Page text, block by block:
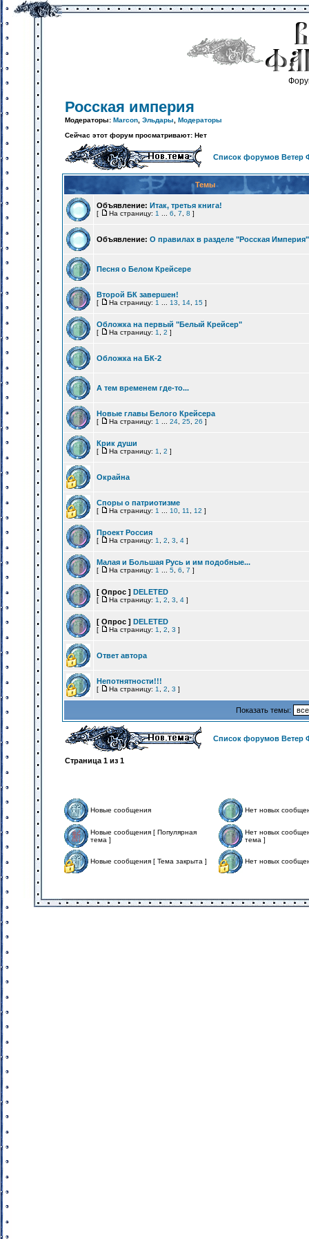
Росская империя
Модераторы: Marcon Эльдары
Модераторы
Сейчас этот форум просматривают: Нет
Список форумов Ветер
Темы
Объявление: Итак, третья книга!
[ На страницу: 1 6 7 8 ]
Объявление: О правилах в разделе "Росская
Песня о Белом Крейсере
Второй БК завершен!
[ На страницу: 1 13 14 15 ]
Обложка на первый "Белый Крейсер"
[ На страницу: 1 2 ]
Обложка на БК-2
А тем временем где-то...
Новые главы Белого Крейсера
[ На страницу: 1 24 25 26 ]
Крик души
[ На страницу: 1 2 ]
Окрайна
Споры о патриотизме
[ На страницу: 1 10 11 12 ]
Проект Россия
[ На страницу: 1 2 3 4 ]
Малая и Большая Русь и им подобные...
[ На страницу: 1 5 6 7 ]
[ Опрос ] DELETED
[ На страницу: 1 2 3 4 ]
[ Опрос ] DELETED
[ На страницу: 1 2 3 ]
Ответ автора
Непотнятности!!!
[ На страницу: 1 2 3 ]
Показать темы:
Список форумов Ветер
Страница 1 из 1
Новые сообщения Нет новых
Новые сообщения [ Популярная
тема ]
Нет новых
тема ]
Новые сообщения [ Тема закрыта ] Нет новых